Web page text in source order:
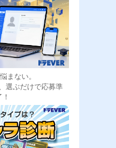
まない。
選ぶだけで応募準